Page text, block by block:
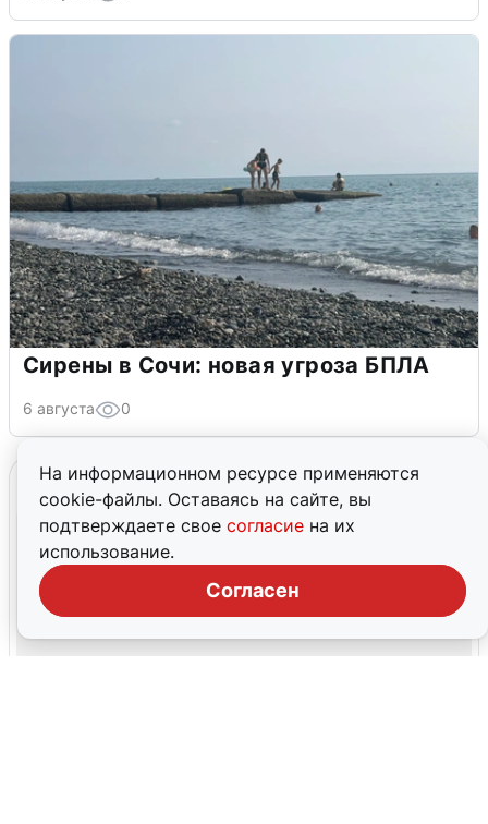
На информационном ресурсе применяются
cookie-файлы. Оставаясь на сайте, вы
подтверждаете свое согласие на их
использование.
Согласен
Сирены в Сочи: новая угроза БПЛА
6 августа 0